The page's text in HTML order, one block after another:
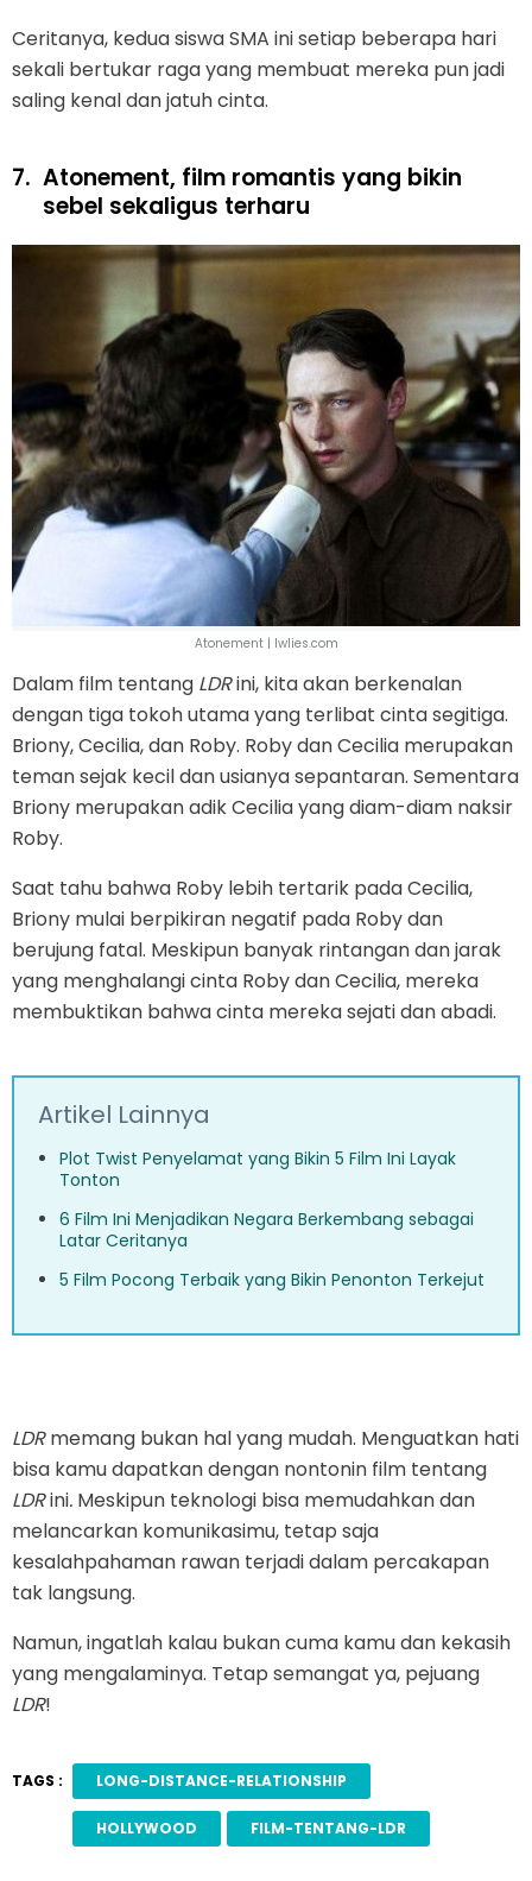
Ceritanya, kedua siswa SMA ini setiap beberapa hari
sekali bertukar raga yang membuat mereka pun jadi
saling kenal dan jatuh cinta.
7. Atonement, film romantis yang bikin
sebel sekaligus terharu
Atonement | lwlies.com
Dalam film tentang LDRini, kita akan berkenalan
dengan tiga tokoh utama yang terlibat cinta segitiga.
Briony, Cecilia, dan Roby. Roby dan Cecilia merupakan
teman sejak kecil dan usianya sepantaran. Sementara
Briony merupakan adik Cecilia yang diam-diam naksir
Roby.
Saat tahu bahwa Roby lebih tertarik pada Cecilia,
Briony mulai berpikiran negatif pada Roby dan
berujung fatal. Meskipun banyak rintangan dan jarak
yang menghalangi cinta Roby dan Cecilia, mereka
membuktikan bahwa cinta mereka sejati dan abadi.
Artikel Lainnya
Plot Twist Penyelamat yang Bikin 5 Film Ini Layak
Tonton
6 Film Ini Menjadikan Negara Berkembang sebagai
Latar Ceritanya
5 Film Pocong Terbaik yang Bikin Penonton Terkejut
LDRmemang bukan hal yang mudah. Menguatkan hati
bisa kamu dapatkan dengan nontonin film tentang
LDRini. Meskipun teknologi bisa memudahkan dan
melancarkan komunikasimu, tetap saja
kesalahpahaman rawan terjadi dalam percakapan
tak langsung.
Namun, ingatlah kalau bukan cuma kamu dan kekasih
yang mengalaminya. Tetap semangat ya, pejuang
LDR!
TAGS : LONG-DISTANCE-RELATIONSHIP
HOLLYWOOD FILM-TENTANG-LDR